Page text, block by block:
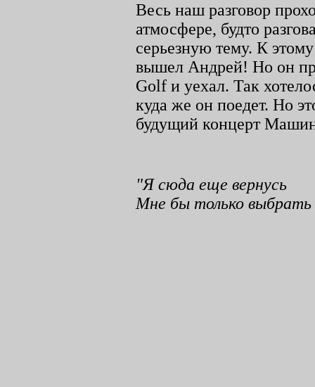
Весь наш разговор
атмосфере, будто
серьезную тему. К
вышел Андрей! Но он
Golf и уехал. Так
куда же он поедет. Но
будущий концерт
"Я сюда еще вернусь
Мне бы только выбрать